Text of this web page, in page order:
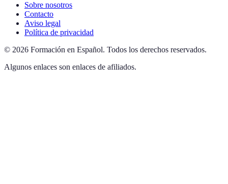
Sobre nosotros
Contacto
Aviso legal
Política de privacidad
© 2026 Formación en Español. Todos los derechos reservados.
Algunos enlaces son enlaces de afiliados.